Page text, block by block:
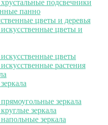
подсвечники
панно
цветы и деревья
цветы и
цветы
растения
зеркала
зеркала
зеркала